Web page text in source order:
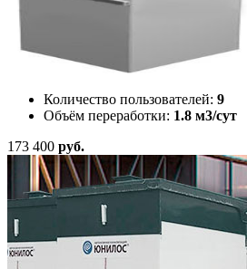
Количество пользователей: 9
Объём переработки: 1.8 м3/сут
173 400 руб.